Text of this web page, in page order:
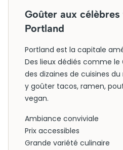
Goûter aux
Portland
Portland est la capitale
Des lieux dédiés comme
des dizaines de cuisines
y goûter tacos, ramen,
vegan.
Ambiance conviviale
Prix accessibles
Grande variété culinaire